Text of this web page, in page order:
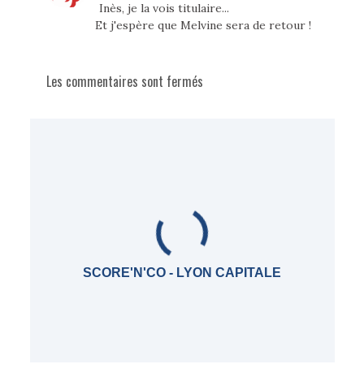
Inès, je la vois titulaire...
Et j'espère que Melvine sera de retour !
Les commentaires sont fermés
SCORE'N'CO - LYON CAPITALE